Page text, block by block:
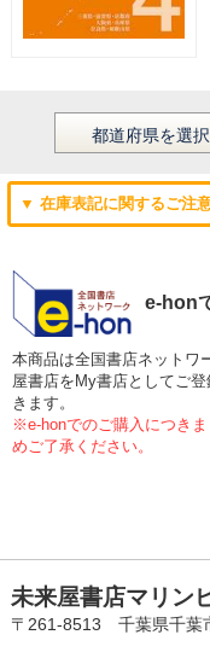
▼ 在庫表記に関するご注
e-hon
本商品は全国書店ネットワ
屋書店をMy書店としてご
きます。
※e-honでのご購入につき
めご了承ください。
未来屋書店マリン
〒261-8513 千葉県千葉